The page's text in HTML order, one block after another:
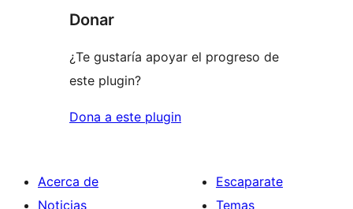
Donar
¿Te gustaría apoyar el progreso de
este plugin?
Dona a este plugin
Acerca de
Noticias
Escaparate
Temas